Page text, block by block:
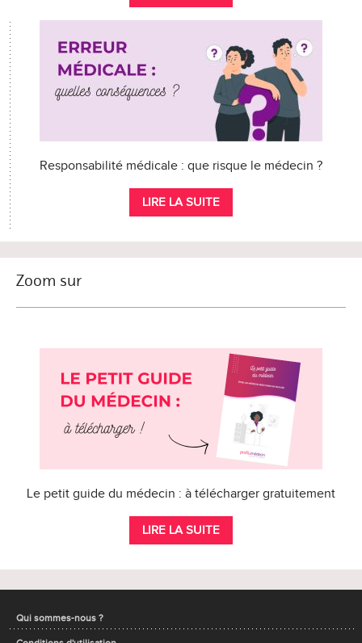
Responsabilité médicale : que risque le médecin ?
LIRE LA SUITE
Zoom sur
Le petit guide du médecin : à télécharger gratuitement
LIRE LA SUITE
Qui sommes-nous ?